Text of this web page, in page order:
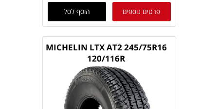
פרטים נוספים הוסף לסל
MICHELIN LTX AT2 245/75R16
120/116R